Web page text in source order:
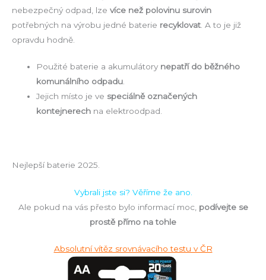
nebezpečný odpad, lze více než polovinu surovin
potřebných na výrobu jedné baterie recyklovat . A to je již
opravdu hodně.
Použité baterie a akumulátory nepatří do běžného
komunálního odpadu.
Jejich místo je ve speciálně označených
kontejnerech na elektroodpad.
Nejlepší baterie 2025.
Vybrali jste si? Věříme že ano.
Ale pokud na vás přesto bylo informací moc, podívejte se
prostě přímo na tohle
Absolutní vítěz srovnávacího testu v ČR